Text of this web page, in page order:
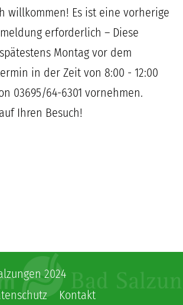
willkommen! Es ist eine vorherige
erforderlich – Diese
Montag vor dem
in der Zeit von 8:00 - 12:00
03695/64-6301 vornehmen.
Ihren Besuch!
zur Geburtsvorbereitung 20261028
2024
Kontakt